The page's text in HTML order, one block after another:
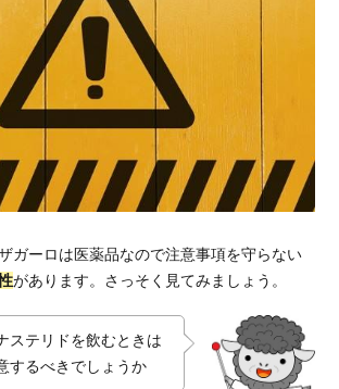
ガーロは医薬品なので注意事項を守らない
があります。さっそく見てみましょう。
ステリドを飲むときは
するべきでしょうか